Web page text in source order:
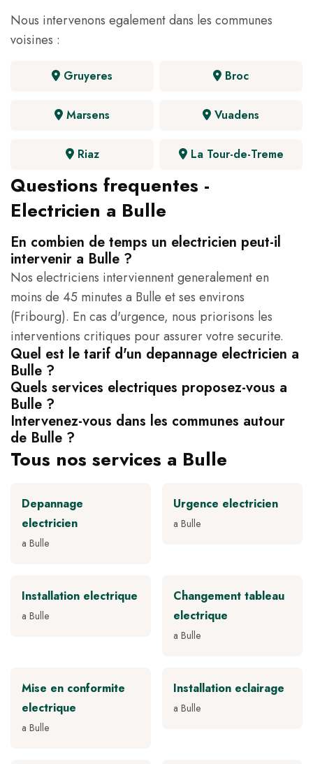
Nous intervenons egalement dans les communes
voisines :
Gruyeres Broc
Marsens Vuadens
Riaz La Tour-de-Treme
Questions frequentes -
Electricien a Bulle
En combien de temps un electricien peut-il
intervenir a Bulle ?
Nos electriciens interviennent generalement en
moins de 45 minutes a Bulle et ses environs
(Fribourg). En cas d'urgence, nous priorisons les
interventions critiques pour assurer votre securite.
Quel est le tarif d'un depannage electricien a
Bulle ?
Quels services electriques proposez-vous a
Bulle ?
Intervenez-vous dans les communes autour
de Bulle ?
Tous nos services a Bulle
Depannage
electricien
a Bulle
Urgence electricien
a Bulle
Installation electrique
a Bulle
Changement tableau
electrique
a Bulle
Mise en conformite
electrique
a Bulle
Installation eclairage
a Bulle